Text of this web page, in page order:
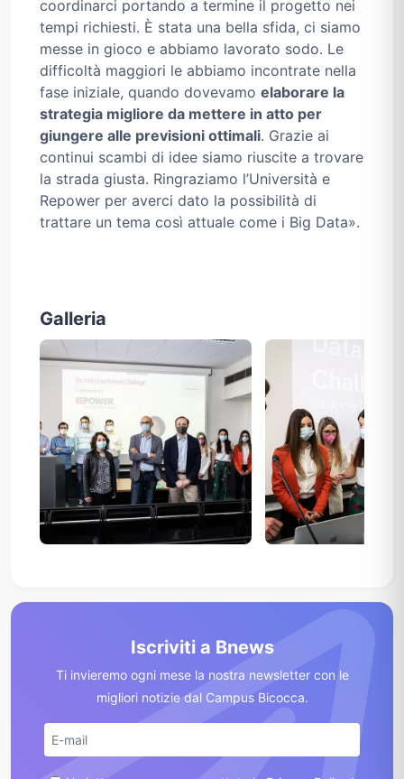
coordinarci portando a termine il progetto nei
tempi richiesti. È stata una bella sfida, ci siamo
messe in gioco e abbiamo lavorato sodo. Le
difficoltà maggiori le abbiamo incontrate nella
fase iniziale, quando dovevamo elaborare la
strategia migliore da mettere in atto per
giungere alle previsioni ottimali. Grazie ai
continui scambi di idee siamo riuscite a trovare
la strada giusta. Ringraziamo l’Università e
Repower per averci dato la possibilità di
trattare un tema così attuale come i Big Data».
Galleria
Iscriviti a Bnews
Ti invieremo ogni mese la nostra newsletter con le
migliori notizie dal Campus Bicocca.